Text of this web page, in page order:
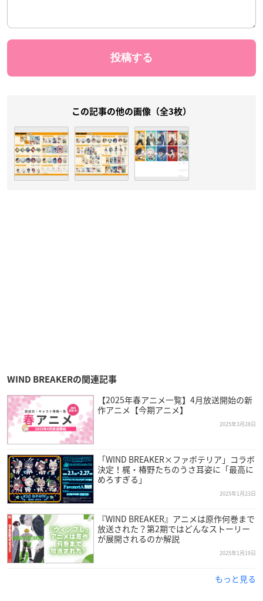
この記事の他の画像（全3枚）
WIND BREAKERの関連記事
【2025年春アニメ一覧】4月放送開始の新
作アニメ【今期アニメ】
2025年3月28日
「WIND BREAKER×ファボテリア」コラボ
決定！梶・椿野たちのうさ耳姿に「最高に
めろすぎる」
2025年1月23日
『WIND BREAKER』アニメは原作何巻まで
放送された？第2期ではどんなストーリー
が展開されるのか解説
2025年1月19日
もっと見る